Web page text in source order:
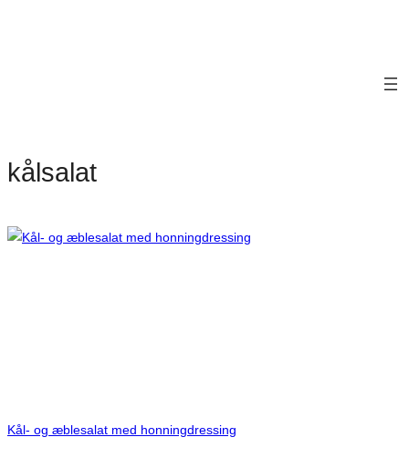
kålsalat
Kål- og æblesalat med honningdressing